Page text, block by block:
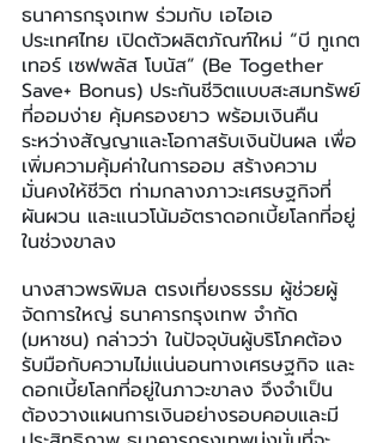
ธนาคารกรุงเทพ ร่วมกับ เอไอเอ
ประเทศไทย เปิดตัวผลิตภัณฑ์ใหม่ “บี ทูเกต
เทอร์ เซฟพลัส โบนัส” (Be Together
Save+ Bonus) ประกันชีวิตแบบสะสมทรัพย์
ที่ออมง่าย คุ้มครองยาว พร้อมเงินคืน
ระหว่างสัญญาและโอกาสรับเงินปันผล เพื่อ
เพิ่มความคุ้มค่าในการออม สร้างความ
มั่นคงให้ชีวิต ท่ามกลางภาวะเศรษฐกิจที่
ผันผวน และแนวโน้มอัตราดอกเบี้ยโลกที่อยู่
ในช่วงขาลง
นางสาวพรพิมล ตรงเที่ยงธรรม ผู้ช่วยผู้
จัดการใหญ่ ธนาคารกรุงเทพ จำกัด
(มหาชน) กล่าวว่า ในปัจจุบันผู้บริโภคต้อง
รับมือกับความไม่แน่นอนทางเศรษฐกิจ และ
ดอกเบี้ยโลกที่อยู่ในภาวะขาลง จึงจำเป็น
ต้องวางแผนการเงินอย่างรอบคอบและมี